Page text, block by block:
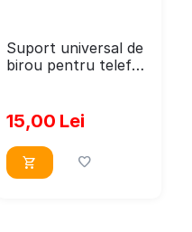
Suport universal de
birou pentru telefon
dimensiune 18x14cm
15,00 Lei